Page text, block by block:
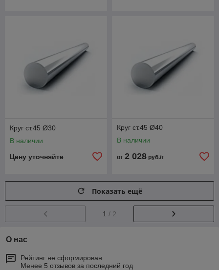
Круг ст.45 Ø30
В наличии
Цену уточняйте
Круг ст.45 Ø40
В наличии
от 2 028 руб./т
Показать ещё
1 / 2
О нас
Рейтинг не сформирован
Менее 5 отзывов за последний год